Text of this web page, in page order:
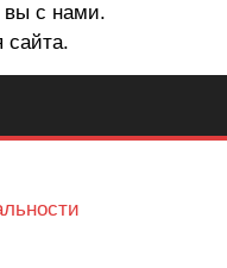
вы с нами.
сайта.